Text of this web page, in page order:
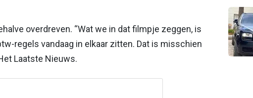
overdreven. “Wat we in dat filmpje zeggen, is
regels vandaag in elkaar zitten. Dat is misschien
Laatste Nieuws.